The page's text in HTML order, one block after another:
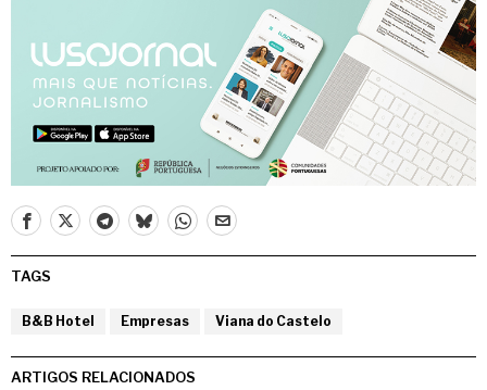
TAGS
B&B Hotel Empresas Viana do Castelo
ARTIGOS RELACIONADOS